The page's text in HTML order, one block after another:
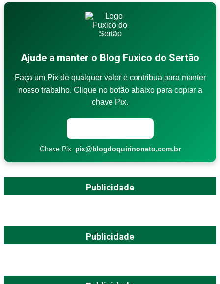
Ajude a manter o Blog Fuxico do Sertão
Faça um Pix de qualquer valor e contribua para manter
nosso trabalho. Clique no botão abaixo para copiar a
chave Pix.
Chave Pix: pix@blogdoquirinoneto.com.br
Publicidade
Publicidade